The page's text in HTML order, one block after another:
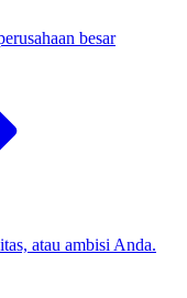
besar
atau ambisi Anda.